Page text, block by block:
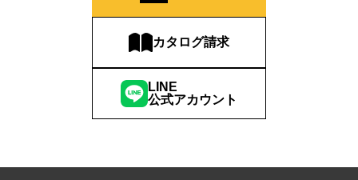
カタログ請求
LINE
公式アカウント